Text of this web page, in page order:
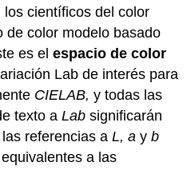
científicos del color
de color modelo basado
es elespacio de color
Lab de interés para
CIELAB, y todas las
texto aLab significarán
referencias aL, a yb
a las